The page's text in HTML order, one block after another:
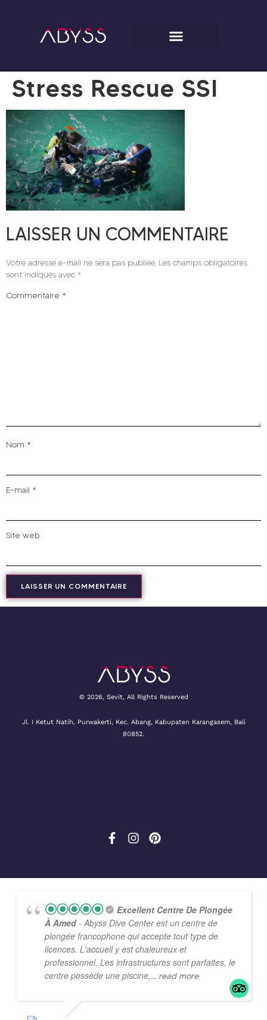
Stress Rescue SSI
LAISSER UN COMMENTAIRE
Votre adresse e-mail ne sera pas publiée. Les champs obligatoires
sont indiqués avec *
Commentaire *
Nom *
E-mail *
Site web
© 2026, Sevit, All Rights Reserved
Jl. I Ketut Natih, Purwakerti, Kec. Abang, Kabupaten Karangasem, Bali
80852.
Excellent Centre De Plongée
À Amed - Abyss Dive Center est un centre de
plongée francophone qui accepte tout type de
licences. L'accueil y est chaleureux et
professionnel. Les infrastructures sont parfaites, le
centre possède une piscine,... read more